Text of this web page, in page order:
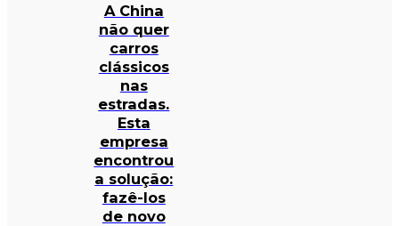
A China
não quer
carros
clássicos
nas
estradas.
Esta
empresa
encontrou
a solução:
fazê-los
de novo